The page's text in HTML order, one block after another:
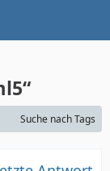
Suche nach Tags